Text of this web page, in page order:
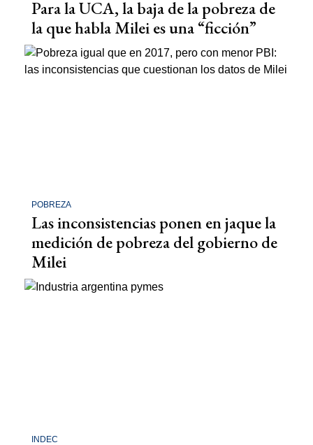
Para la UCA, la baja de la pobreza de
la que habla Milei es una “ficción”
POBREZA
Las inconsistencias ponen en jaque la
medición de pobreza del gobierno de
Milei
INDEC